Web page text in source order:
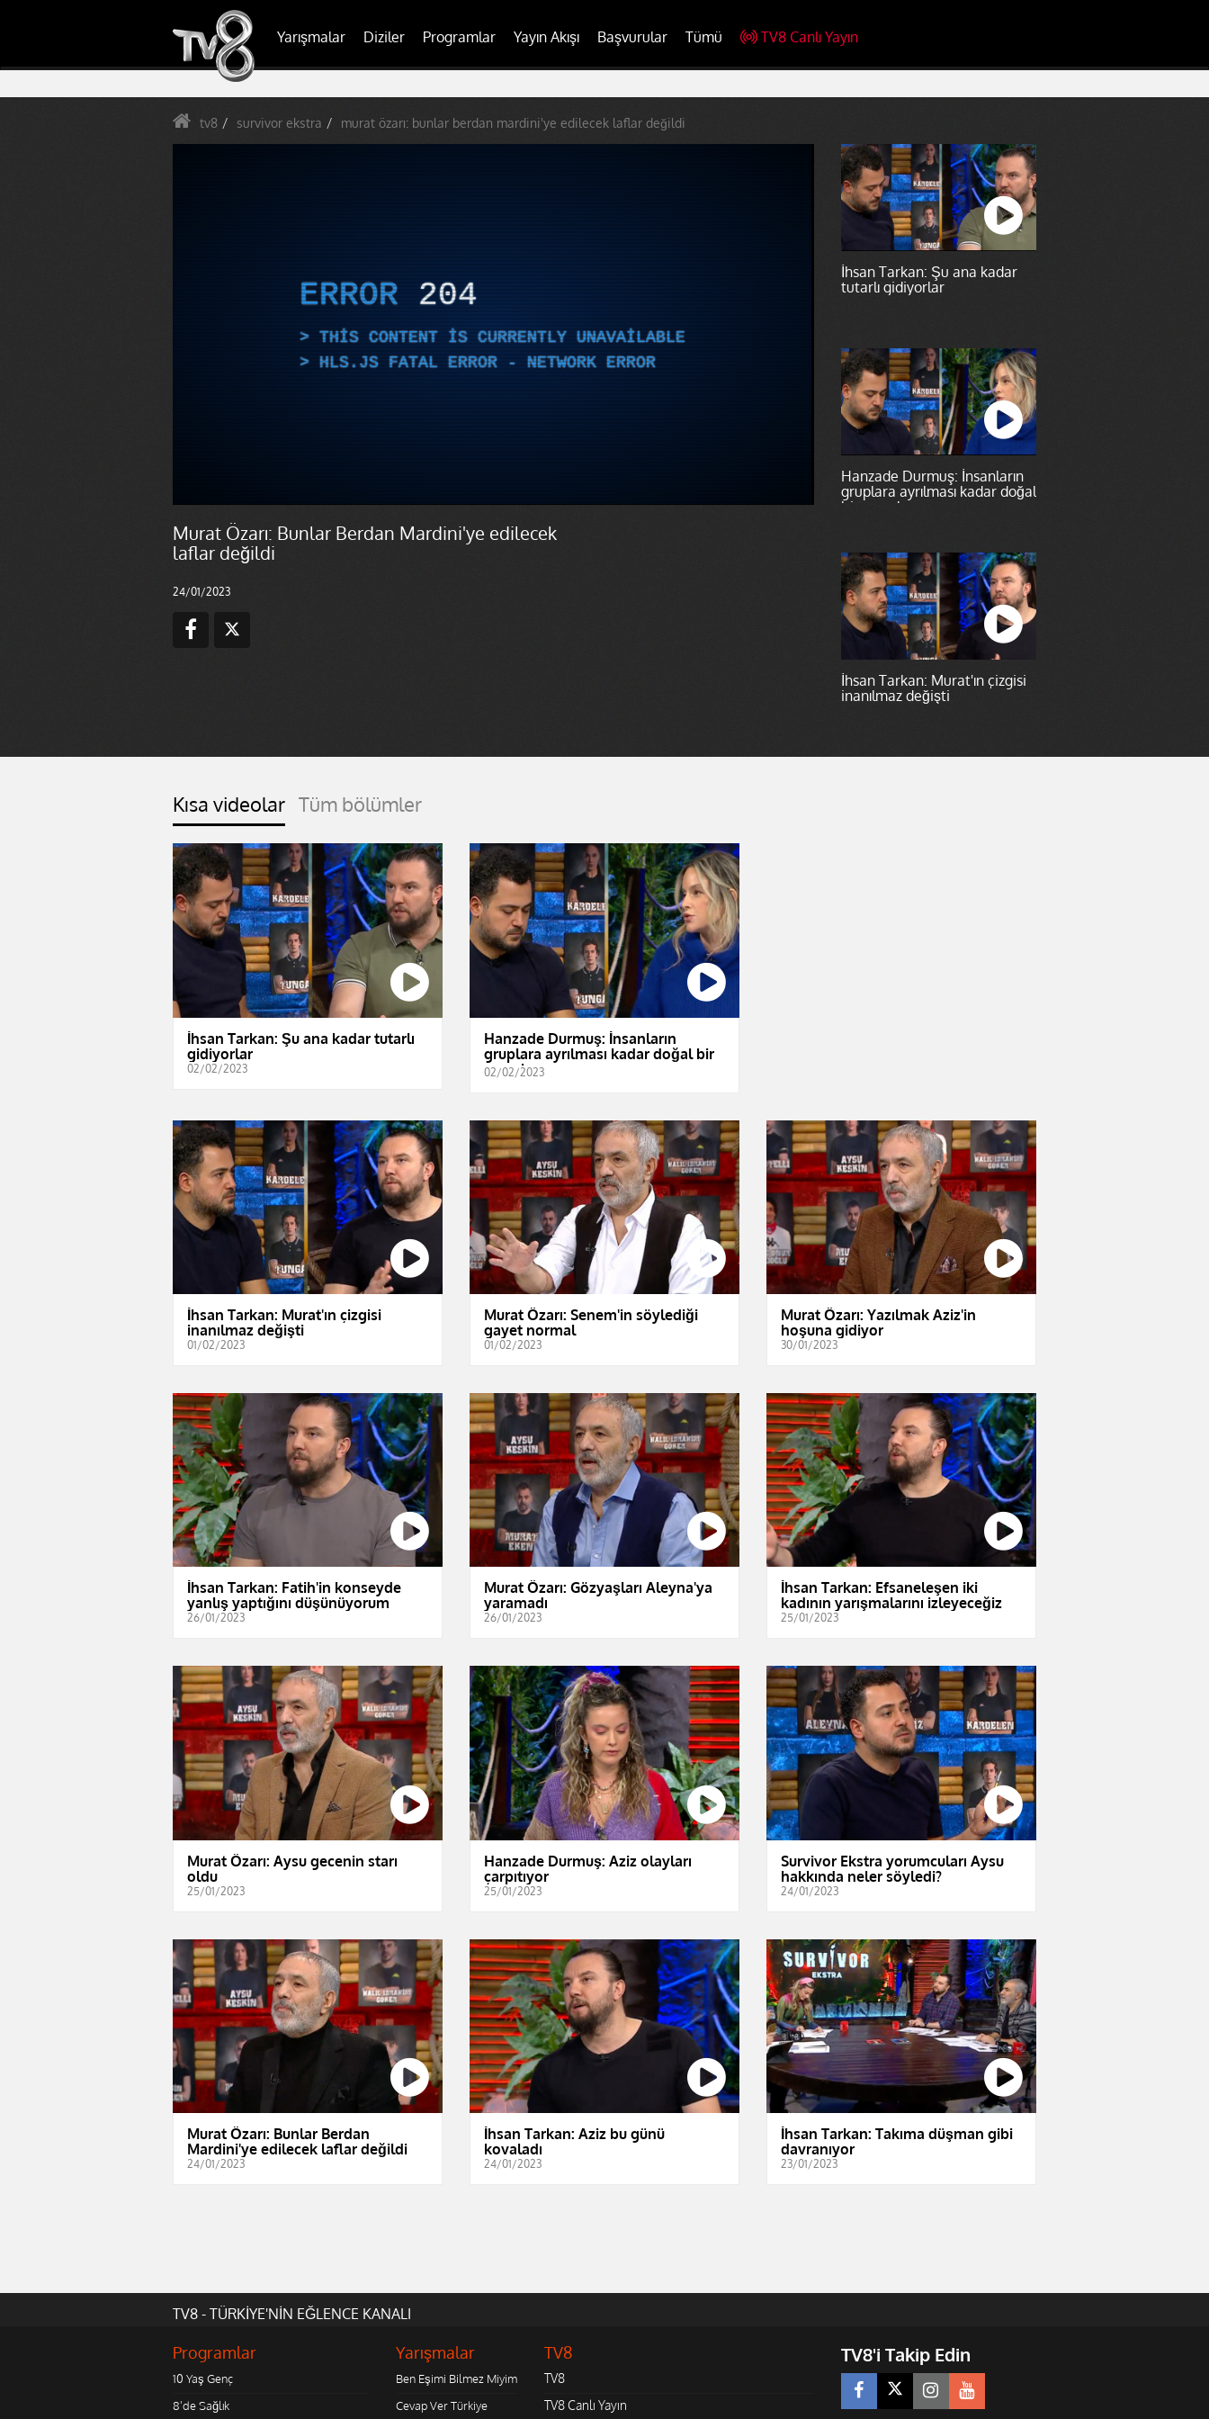
Yarışmalar Diziler Programlar Yayın Akışı Başvurular Tümü TV8 Canlı Yayın
tv8 survivor ekstra murat özarı: bunlar berdan mardini'ye edilecek laflar değildi
ERROR 204
THIS CONTENT IS CURRENTLY UNAVAILABLE
HLS.JS FATAL ERROR - NETWORK ERROR
Murat Özarı: Bunlar Berdan Mardini'ye edilecek
laflar değildi
24/01/2023
İhsan Tarkan: Şu ana kadar
tutarlı gidiyorlar
Hanzade Durmuş: İnsanların
gruplara ayrılması kadar doğal
bir şey olamaz
İhsan Tarkan: Murat'ın çizgisi
inanılmaz değişti
Kısa videolar Tüm bölümler
İhsan Tarkan: Şu ana kadar tutarlı
gidiyorlar
02/02/2023
Hanzade Durmuş: İnsanların
gruplara ayrılması kadar doğal bir
şey olamaz
02/02/2023
İhsan Tarkan: Murat'ın çizgisi
inanılmaz değişti
01/02/2023
Murat Özarı: Senem'in söylediği
gayet normal
01/02/2023
Murat Özarı: Yazılmak Aziz'in
hoşuna gidiyor
30/01/2023
İhsan Tarkan: Fatih'in konseyde
yanlış yaptığını düşünüyorum
26/01/2023
Murat Özarı: Gözyaşları Aleyna'ya
yaramadı
26/01/2023
İhsan Tarkan: Efsaneleşen iki
kadının yarışmalarını izleyeceğiz
25/01/2023
Murat Özarı: Aysu gecenin starı
oldu
25/01/2023
Hanzade Durmuş: Aziz olayları
çarpıtıyor
25/01/2023
Survivor Ekstra yorumcuları Aysu
hakkında neler söyledi?
24/01/2023
Murat Özarı: Bunlar Berdan
Mardini'ye edilecek laflar değildi
24/01/2023
İhsan Tarkan: Aziz bu günü
kovaladı
24/01/2023
İhsan Tarkan: Takıma düşman gibi
davranıyor
23/01/2023
TV8 - TÜRKİYE'NİN EĞLENCE KANALI
Programlar
10 Yaş Genç
8'de Sağlık
Yarışmalar
Ben Eşimi Bilmez Miyim
Cevap Ver Türkiye
TV8
TV8
TV8 Canlı Yayın
TV8'i Takip Edin